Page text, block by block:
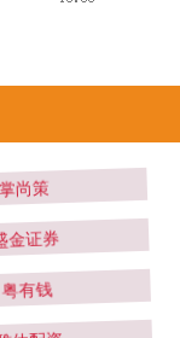
掌尚策
盛金证券
粤有钱